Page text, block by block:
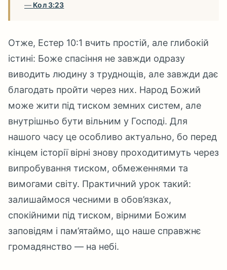
Кол 3:23
Отже, Естер 10:1 вчить простій, але глибокій
істині: Боже спасіння не завжди одразу
виводить людину з труднощів, але завжди дає
благодать пройти через них. Народ Божий
може жити під тиском земних систем, але
внутрішньо бути вільним у Господі. Для
нашого часу це особливо актуально, бо перед
кінцем історії вірні знову проходитимуть через
випробування тиском, обмеженнями та
вимогами світу. Практичний урок такий:
залишаймося чесними в обов’язках,
спокійними під тиском, вірними Божим
заповідям і пам’ятаймо, що наше справжнє
громадянство — на небі.